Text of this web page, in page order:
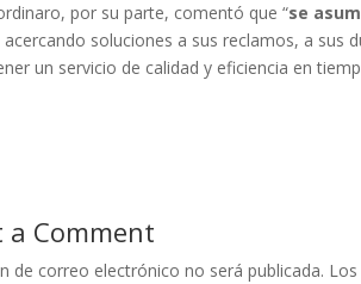
por su parte, comentó que “se
acercando soluciones a sus reclamos, a sus
un servicio de calidad y eficiencia en
a Comment
de correo electrónico no será publicada.